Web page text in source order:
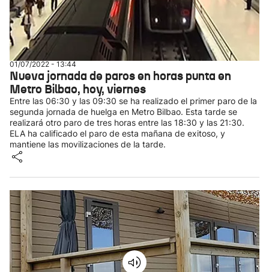
01/07/2022 - 13:44
Nueva jornada de paros en horas punta en
Metro Bilbao, hoy, viernes
Entre las 06:30 y las 09:30 se ha realizado el primer paro de la
segunda jornada de huelga en Metro Bilbao. Esta tarde se
realizará otro paro de tres horas entre las 18:30 y las 21:30.
ELA ha calificado el paro de esta mañana de exitoso, y
mantiene las movilizaciones de la tarde.